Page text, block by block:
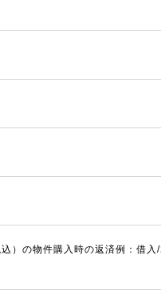
）の物件購入時の返済例：借